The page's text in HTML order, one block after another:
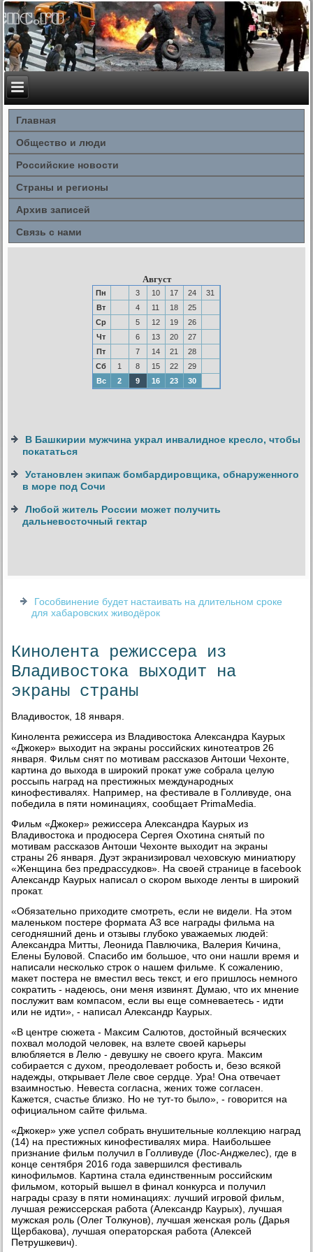
Главная
Общество и люди
Российские новости
Страны и регионы
Архив записей
Связь с нами
Август
Пн 3 10 17 24
31
Вт
4 11 18
25
Ср
5 12 19
26
Чт
6 13 20
27
Пт
7 14 21
28
Сб
1 8 15 22
29
Вс
2 9 16 23 30
В Башкирии мужчина украл инвалидное кресло, чтобы
покататься
Установлен экипаж бомбардировщика, обнаруженного
в море под Сочи
Любой житель России может получить
дальневосточный гектар
Гособвинение будет настаивать на длительном сроке
для хабаровских живодёрок
Кинолента режиссера из
Владивостока выходит на
экраны страны
Владивосток, 18 января.
Кинолента режиссера из Владивостока Александра Каурых
«Джокер» выходит на экраны российских кинотеатров 26
января. Фильм снят по мотивам рассказов Антоши Чехонте,
картина до выхода в широкий прокат уже собрала целую
россыпь наград на престижных международных
кинофестивалях. Например, на фестивале в Голливуде, она
победила в пяти номинациях, сообщает PrimaMedia.
Фильм «Джокер» режиссера Александра Каурых из
Владивостока и продюсера Сергея Охотина снятый по
мотивам рассказов Антоши Чехонте выходит на экраны
страны 26 января. Дуэт экранизировал чеховскую миниатюру
«Женщина без предрассудков». На своей странице в facebook
Александр Каурых написал о скором выходе ленты в широкий
прокат.
«Обязательно приходите смотреть, если не видели. На этом
маленьком постере формата А3 все награды фильма на
сегодняшний день и отзывы глубоко уважаемых людей:
Александра Митты, Леонида Павлючика, Валерия Кичина,
Елены Буловой. Спасибо им большое, что они нашли время и
написали несколько строк о нашем фильме. К сожалению,
макет постера не вместил весь текст, и его пришлось немного
сократить - надеюсь, они меня извинят. Думаю, что их мнение
послужит вам компасом, если вы еще сомневаетесь - идти
или не идти», - написал Александр Каурых.
«В центре сюжета - Максим Салютов, достойный всяческих
похвал молодой человек, на взлете своей карьеры
влюбляется в Лелю - девушку не своего круга. Максим
собирается с духом, преодолевает робость и, безо всякой
надежды, открывает Леле свое сердце. Ура! Она отвечает
взаимностью. Невеста согласна, жених тоже согласен.
Кажется, счастье близко. Но не тут-то было», - говорится на
официальном сайте фильма.
«Джокер» уже успел собрать внушительные коллекцию наград
(14) на престижных кинофестивалях мира. Наибольшее
признание фильм получил в Голливуде (Лос-Анджелес), где в
конце сентября 2016 года завершился фестиваль
кинофильмов. Картина стала единственным российским
фильмом, который вышел в финал конкурса и получил
награды сразу в пяти номинациях: лучший игровой фильм,
лучшая режиссерская работа (Александр Каурых), лучшая
мужская роль (Олег Толкунов), лучшая женская роль (Дарья
Щербакова), лучшая операторская работа (Алексей
Петрушкевич).